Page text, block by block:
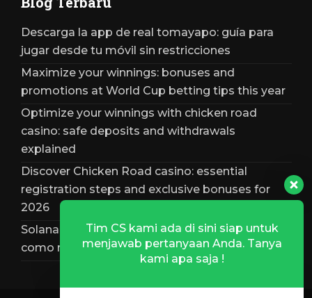
Descarga la app de real tomayapo: guía para
jugar desde tu móvil sin restricciones
Maximize your winnings: bonuses and
promotions at World Cup betting tips this year
Optimize your winnings with chicken road
casino: safe deposits and withdrawals
explained
Discover Chicken Road casino: essential
registration steps and exclusive bonuses for
2026
Solana bônus – análise completa, requisitos e
como reclamar
Tim CS kami ada di sini siap untuk
menjawab pertanyaan Anda. Tanya
kami apa saja !